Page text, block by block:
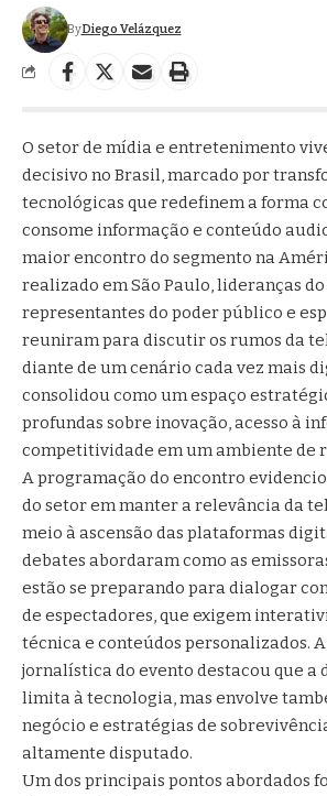
ByDiego Velázquez
O setor de mídia e entretenimento
decisivo no Brasil, marcado por
tecnológicas que redefinem a forma
consome informação e conteúdo
maior encontro do segmento na
realizado em São Paulo, lideranças do
representantes do poder público e
reuniram para discutir os rumos da
diante de um cenário cada vez mais
consolidou como um espaço
profundas sobre inovação, acesso à
competitividade em um ambiente de
A programação do encontro
do setor em manter a relevância da
meio à ascensão das plataformas
debates abordaram como as
estão se preparando para dialogar
de espectadores, que exigem
técnica e conteúdos personalizados.
jornalística do evento destacou que a
limita à tecnologia, mas envolve
negócio e estratégias de
altamente disputado.
Um dos principais pontos abordados